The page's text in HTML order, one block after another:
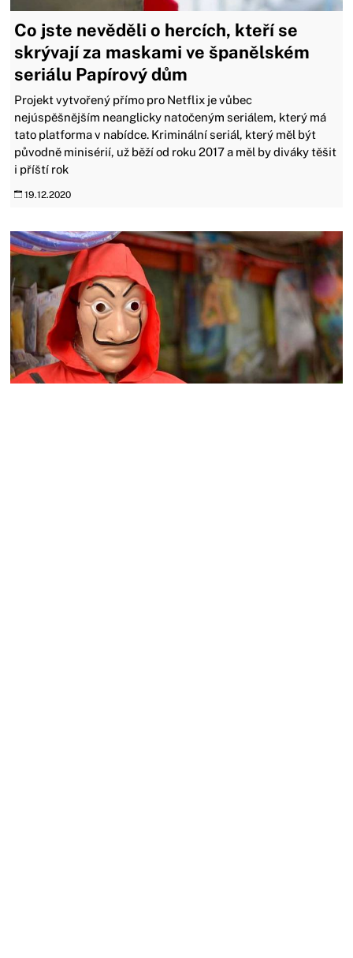
Co jste nevěděli o hercích, kteří se
skrývají za maskami ve španělském
seriálu Papírový dům
Projekt vytvořený přímo pro Netflix je vůbec
nejúspěšnějším neanglicky natočeným seriálem, který má
tato platforma v nabídce. Kriminální seriál, který měl být
původně minisérií, už běží od roku 2017 a měl by diváky těšit
i příští rok
19.12.2020